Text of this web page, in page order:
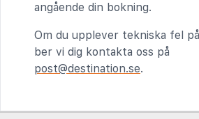
angående din bokning.
Om du upplever tekniska fel
ber vi dig kontakta oss på
post@destination.se.